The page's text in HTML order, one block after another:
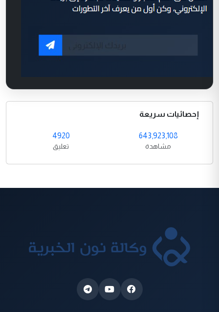
إحصائيات سريعة
643,923,108
مشاهدة
4920
تعليق